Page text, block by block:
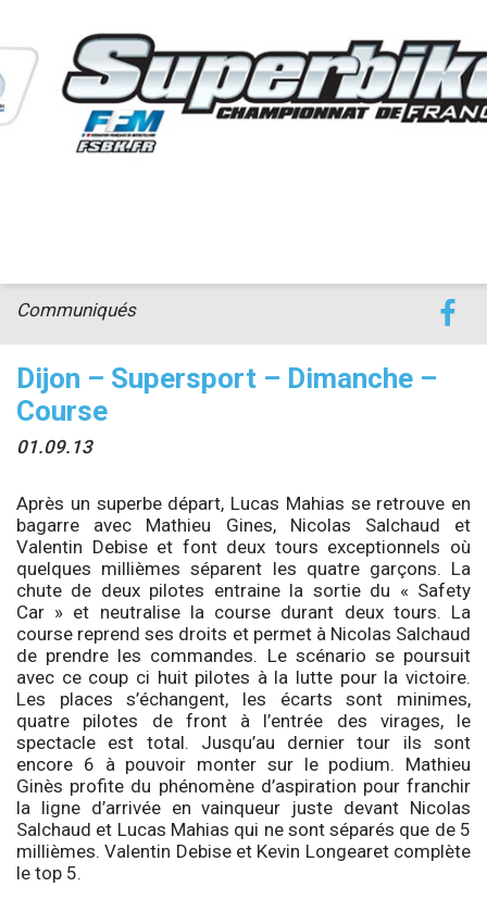
Dijon – Supersport – Dimanche –
Course
01.09.13
Communiqués
Après un superbe départ, Lucas Mahias se retrouve en
bagarre avec Mathieu Gines, Nicolas Salchaud et
Valentin Debise et font deux tours exceptionnels où
quelques millièmes séparent les quatre garçons. La
chute de deux pilotes entraine la sortie du « Safety
Car » et neutralise la course durant deux tours. La
course reprend ses droits et permet à Nicolas Salchaud
de prendre les commandes. Le scénario se poursuit
avec ce coup ci huit pilotes à la lutte pour la victoire.
Les places s’échangent, les écarts sont minimes,
quatre pilotes de front à l’entrée des virages, le
spectacle est total. Jusqu’au dernier tour ils sont
encore 6 à pouvoir monter sur le podium. Mathieu
Ginès profite du phénomène d’aspiration pour franchir
la ligne d’arrivée en vainqueur juste devant Nicolas
Salchaud et Lucas Mahias qui ne sont séparés que de 5
millièmes. Valentin Debise et Kevin Longearet complète
le top 5.